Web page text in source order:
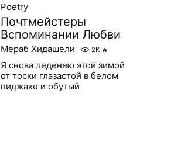
Poetry
Почтмейстеры
Вспоминании Любви
Мераб Хидашели 2K 🔥
Я снова леденею этой зимой
от тоски глазастой в белом
пиджаке и обутый